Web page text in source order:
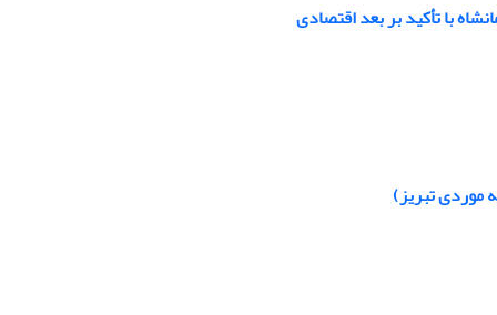
با تأکید بر بعد اقتصادی
موردی تبریز)